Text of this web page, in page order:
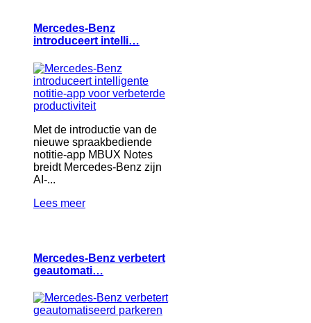
Mercedes-Benz
introduceert intelli…
Met de introductie van de
nieuwe spraakbediende
notitie-app MBUX Notes
breidt Mercedes-Benz zijn
AI-...
Lees meer
Mercedes-Benz verbetert
geautomati…